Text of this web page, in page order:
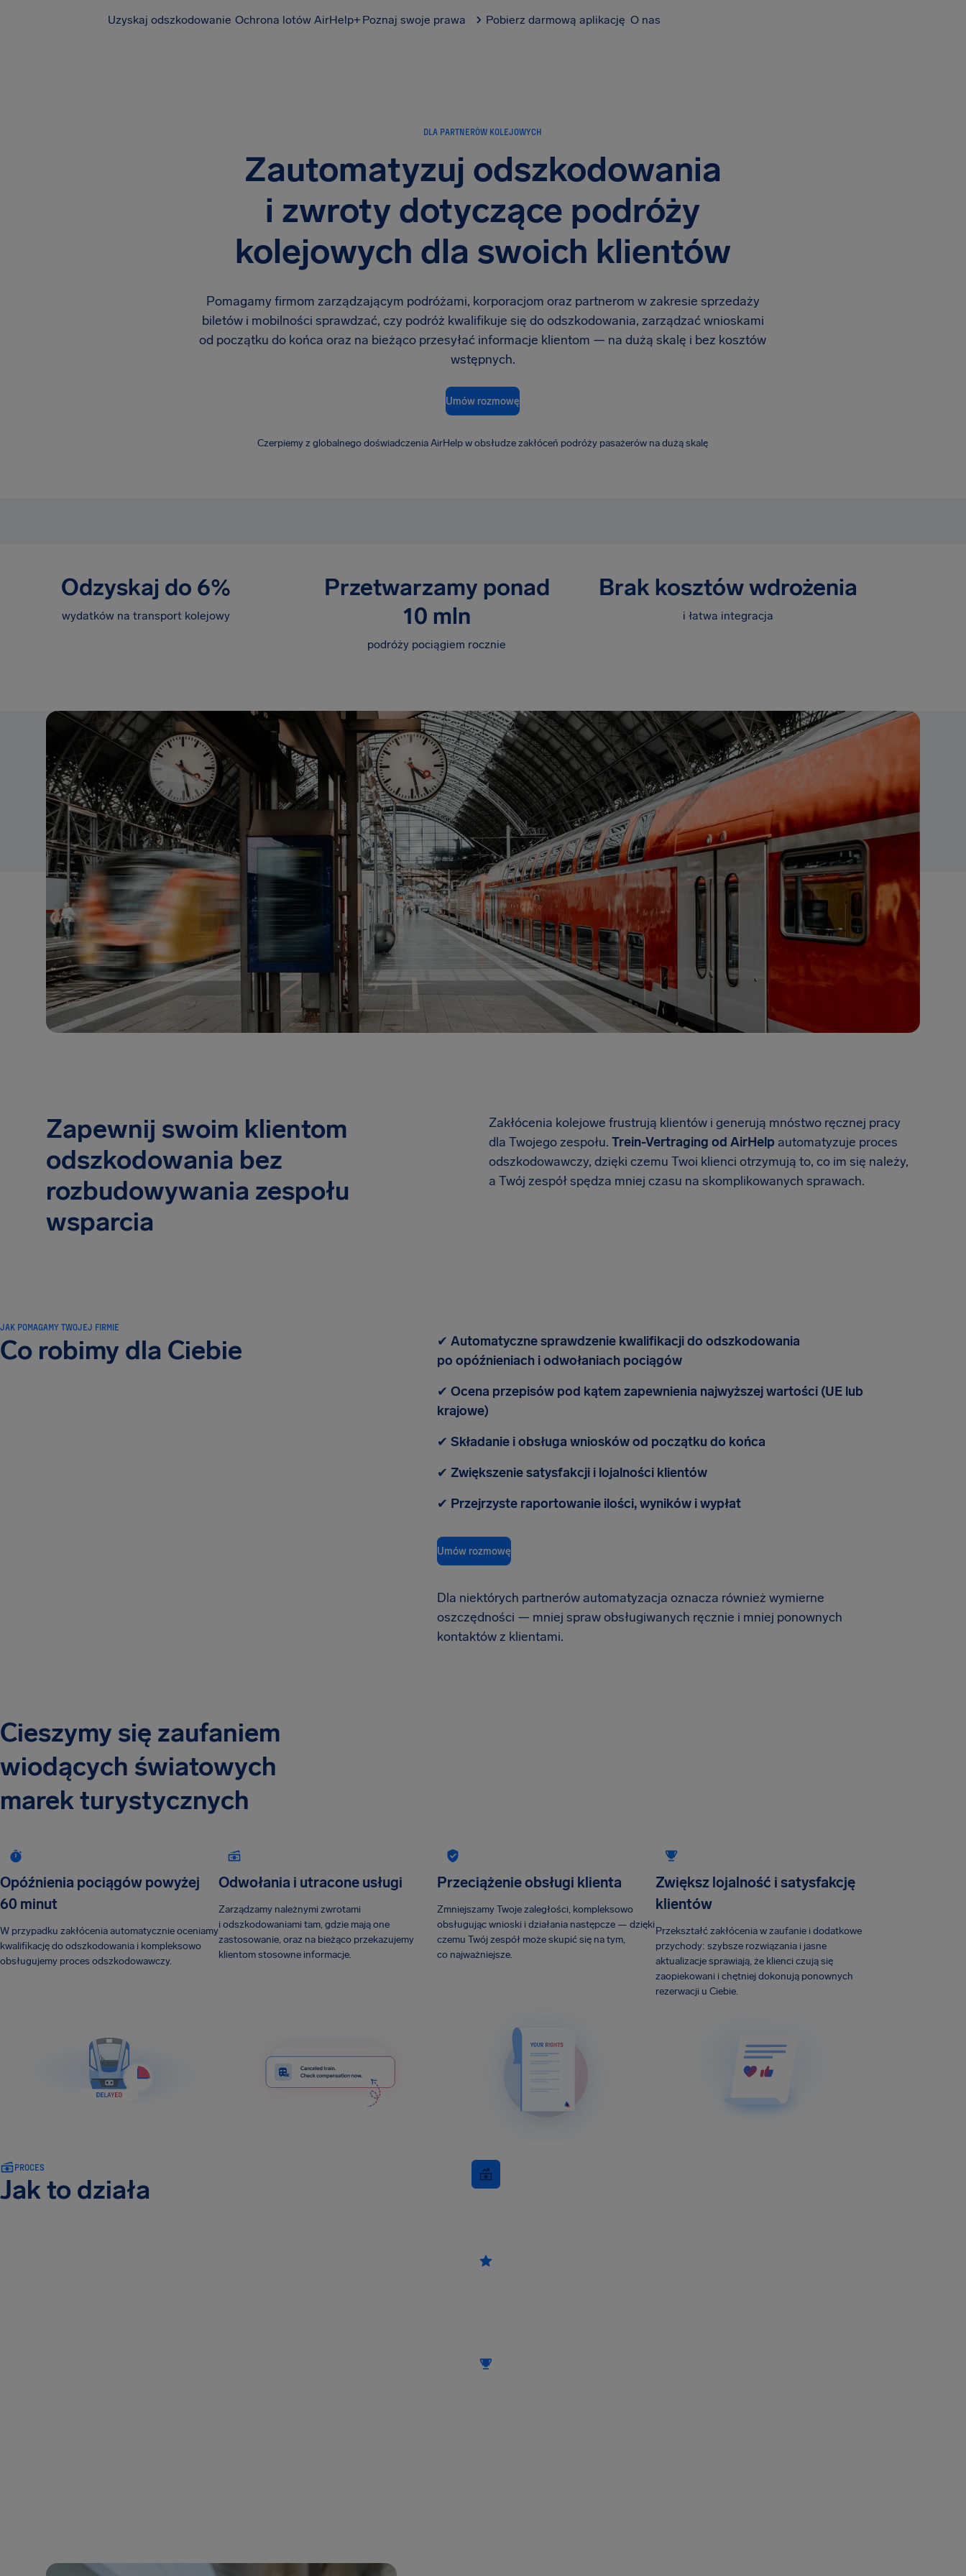
Uzyskaj odszkodowanie Ochrona lotów AirHelp+ Poznaj swoje prawa Pobierz darmową aplikację O nas
DLA PARTNERÓW KOLEJOWYCH
Zautomatyzuj odszkodowania
i zwroty dotyczące podróży
kolejowych dla swoich klientów
Pomagamy firmom zarządzającym podróżami, korporacjom oraz partnerom w zakresie sprzedaży
biletów i mobilności sprawdzać, czy podróż kwalifikuje się do odszkodowania, zarządzać wnioskami
od początku do końca oraz na bieżąco przesyłać informacje klientom — na dużą skalę i bez kosztów
wstępnych.
Umów rozmowę
Czerpiemy z globalnego doświadczenia AirHelp w obsłudze zakłóceń podróży pasażerów na dużą skalę
Odzyskaj do 6%
wydatków na transport kolejowy
Przetwarzamy ponad
10 mln
podróży pociągiem rocznie
Brak kosztów wdrożenia
i łatwa integracja
Zapewnij swoim klientom
odszkodowania bez
rozbudowywania zespołu
wsparcia
Zakłócenia kolejowe frustrują klientów i generują mnóstwo ręcznej pracy
dla Twojego zespołu. Trein-Vertraging od AirHelp automatyzuje proces
odszkodowawczy, dzięki czemu Twoi klienci otrzymują to, co im się należy,
a Twój zespół spędza mniej czasu na skomplikowanych sprawach.
JAK POMAGAMY TWOJEJ FIRMIE
Co robimy dla Ciebie ✔ Automatyczne sprawdzenie kwalifikacji do odszkodowania
po opóźnieniach i odwołaniach pociągów
✔ Ocena przepisów pod kątem zapewnienia najwyższej wartości (UE lub
krajowe)
✔ Składanie i obsługa wniosków od początku do końca
✔ Zwiększenie satysfakcji i lojalności klientów
✔ Przejrzyste raportowanie ilości, wyników i wypłat
Umów rozmowę
Dla niektórych partnerów automatyzacja oznacza również wymierne
oszczędności — mniej spraw obsługiwanych ręcznie i mniej ponownych
kontaktów z klientami.
Cieszymy się zaufaniem
wiodących światowych
marek turystycznych
Opóźnienia pociągów powyżej
60 minut
W przypadku zakłócenia automatycznie oceniamy
kwalifikację do odszkodowania i kompleksowo
obsługujemy proces odszkodowawczy.
Odwołania i utracone usługi
Zarządzamy należnymi zwrotami
i odszkodowaniami tam, gdzie mają one
zastosowanie, oraz na bieżąco przekazujemy
klientom stosowne informacje.
Przeciążenie obsługi klienta
Zmniejszamy Twoje zaległości, kompleksowo
obsługując wnioski i działania następcze — dzięki
czemu Twój zespół może skupić się na tym,
co najważniejsze.
Zwiększ lojalność i satysfakcję
klientów
Przekształć zakłócenia w zaufanie i dodatkowe
przychody: szybsze rozwiązania i jasne
aktualizacje sprawiają, że klienci czują się
zaopiekowani i chętniej dokonują ponownych
rezerwacji u Ciebie.
PROCES
Jak to działa